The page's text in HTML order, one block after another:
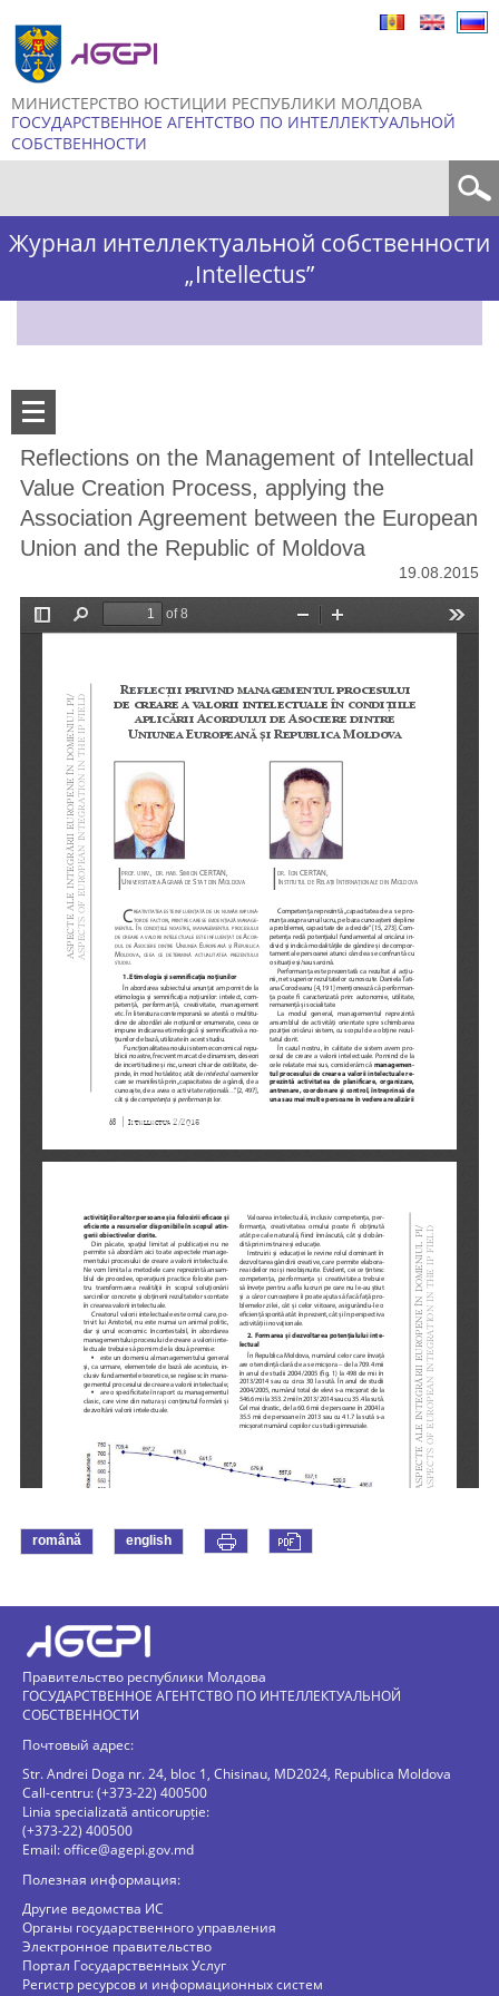
МИНИСТЕРСТВО ЮСТИЦИИ РЕСПУБЛИКИ МОЛДОВА
ГОСУДАРСТВЕННОЕ АГЕНТСТВО ПО ИНТЕЛЛЕКТУАЛЬНОЙ
СОБСТВЕННОСТИ
Журнал интеллектуальной собственности
„Intellectus”
Reflections on the Management of Intellectual
Value Creation Process, applying the
Association Agreement between the European
Union and the Republic of Moldova
19.08.2015
română english
Правительство республики Молдова
ГОСУДАРСТВЕННОЕ АГЕНТСТВО ПО ИНТЕЛЛЕКТУАЛЬНОЙ
СОБСТВЕННОСТИ
Почтовый адрес:
Str. Andrei Doga nr. 24, bloc 1, Chisinau, MD2024, Republica Moldova
Call-centru: (+373-22) 400500
Linia specializată anticorupție:
(+373-22) 400500
Email:office@agepi.gov.md
Полезная информация:
Другие ведомства ИС
Органы государственного управления
Электронное правительство
Портал Государственных Услуг
Регистр ресурсов и информационных систем